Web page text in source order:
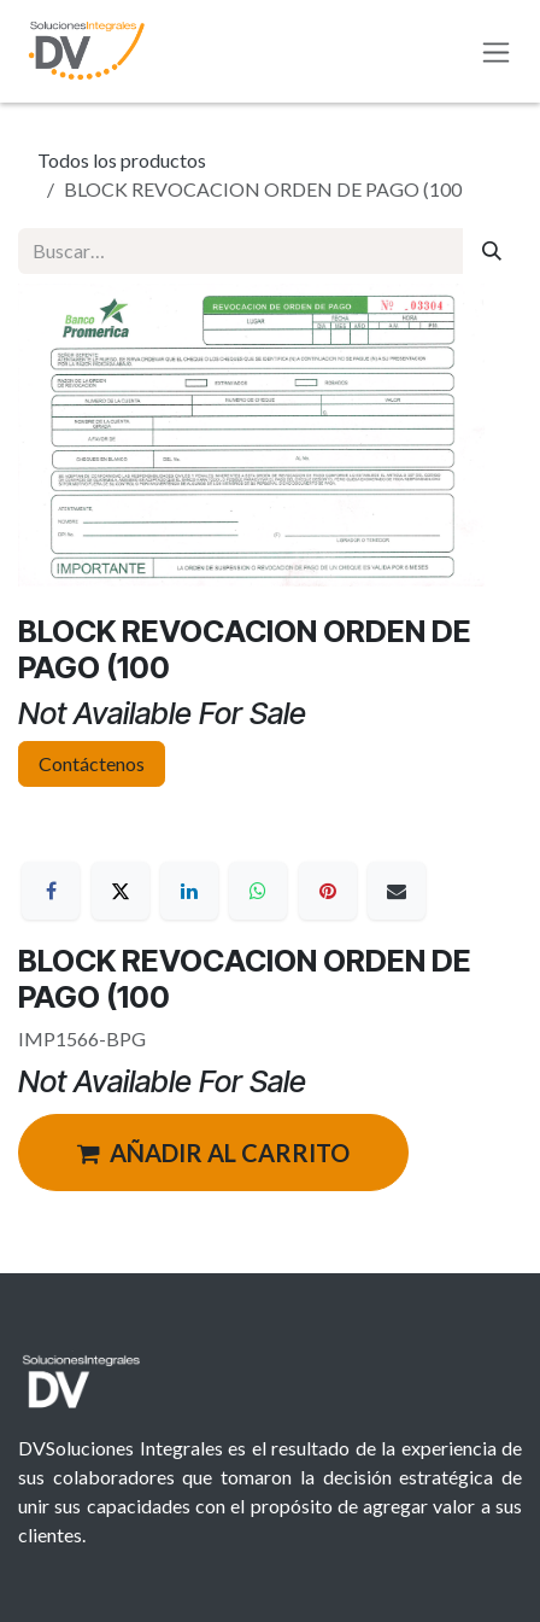
Todos los productos
BLOCK REVOCACION ORDEN DE PAGO (100
BLOCK REVOCACION ORDEN DE
PAGO (100
Not Available For Sale
Contáctenos
BLOCK REVOCACION ORDEN DE
PAGO (100
IMP1566-BPG
Not Available For Sale
AÑADIR AL CARRITO
DVSoluciones Integrales es el resultado de la experiencia de
sus colaboradores que tomaron la decisión estratégica de
unir sus capacidades con el propósito de agregar valor a sus
clientes.